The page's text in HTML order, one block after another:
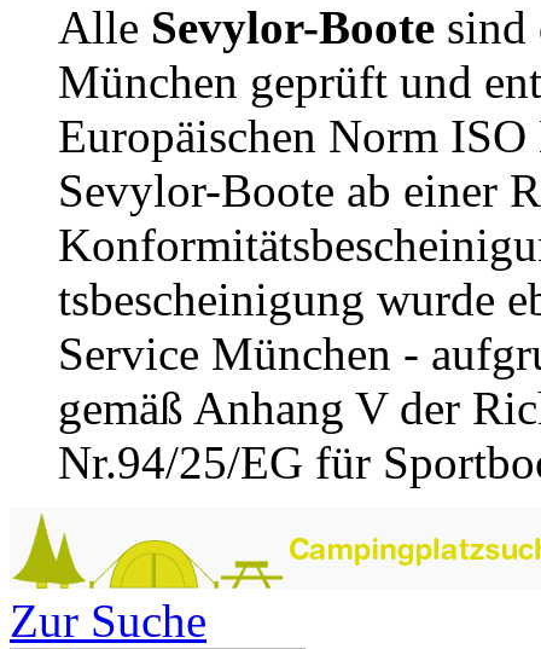
Alle Sevylor-Boote sind
München geprüft und
Europäischen Norm
Sevylor-Boote ab einer
tsbescheinigung wurde
Service München -
gemäß Anhang V der
Nr.94/25/EG für
Zur Suche